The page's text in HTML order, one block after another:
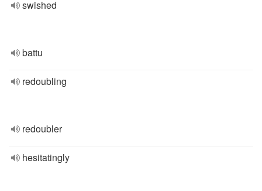
swished
battu
redoubling
redoubler
hesitatingly